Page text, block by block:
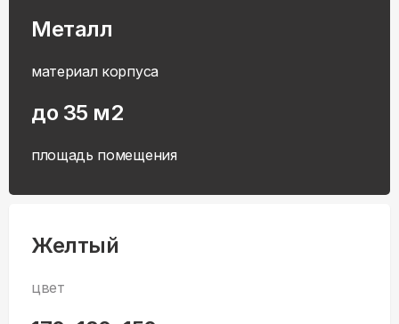
Металл
материал корпуса
до 35 м2
площадь помещения
Желтый
цвет